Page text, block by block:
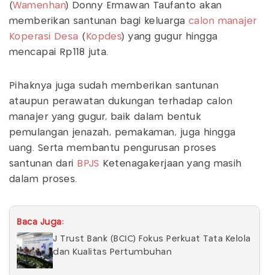
(Wamenhan) Donny Ermawan Taufanto akan
memberikan santunan bagi keluarga calon manajer
Koperasi Desa ( Kopdes) yang gugur hingga
mencapai Rp118 juta.
Pihaknya juga sudah memberikan santunan
ataupun perawatan dukungan terhadap calon
manajer yang gugur, baik dalam bentuk
pemulangan jenazah, pemakaman, juga hingga
uang. Serta membantu pengurusan proses
santunan dari BPJS
Ketenagakerjaan yang masih
dalam proses.
Baca Juga:
J Trust Bank (BCIC) Fokus Perkuat Tata Kelola
dan Kualitas Pertumbuhan